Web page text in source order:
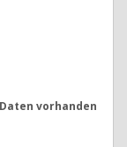
vorhanden